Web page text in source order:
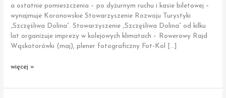
a ostatnie pomieszczenia – po dyżurnym ruchu i kasie biletowej –
wynajmuje Koronowskie Stowarzyszenie Rozwoju Turystyki
„Szczęśliwa Dolina”. Stowarzyszenie „Szczęśliwa Dolina” od kilku
lat organizuje imprezy w kolejowych klimatach – Rowerowy Rajd
Wąskotorówki (maj), plener fotograficzny Fot-Kol […]
Koronowo
Dworzec
więcej »